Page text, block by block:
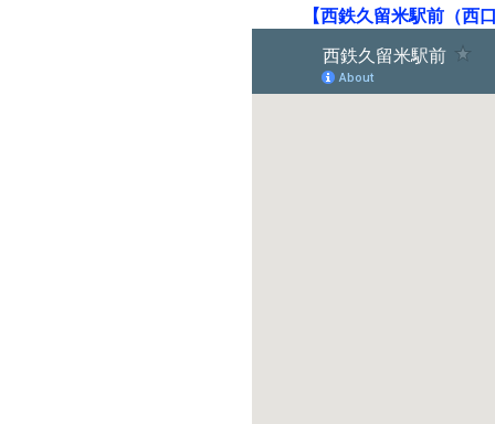
【西鉄久留米駅前（西